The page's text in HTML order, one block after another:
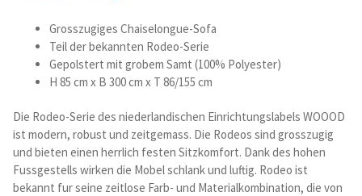
Outdoor
Kataloge Landhaus
Kataloge Massivholz
Grosszugiges Chaiselongue-Sofa
Teil der bekannten Rodeo-Serie
Gepolstert mit grobem Samt (100% Polyester)
H 85 cm x B 300 cm x T 86/155 cm
Die Rodeo-Serie des niederlandischen Einrichtungslabels WOOOD
ist modern, robust und zeitgemass. Die Rodeos sind grosszugig
und bieten einen herrlich festen Sitzkomfort. Dank des hohen
Fussgestells wirken die Mobel schlank und luftig. Rodeo ist
bekannt fur seine zeitlose Farb- und Materialkombination, die von